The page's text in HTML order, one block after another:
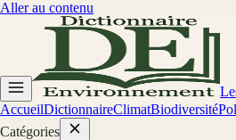
Aller au contenu
AccueilDictionnaireClimatBiodiversité
Catégories